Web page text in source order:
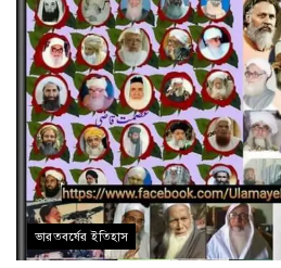
ভারতবর্ষের ইতিহাস